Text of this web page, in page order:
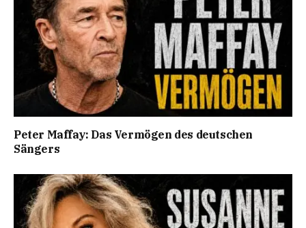
Peter Maffay: Das Vermögen des deutschen
Sängers